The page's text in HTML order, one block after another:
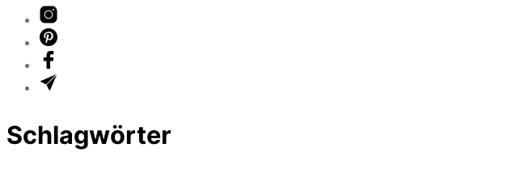
Schlagwörter